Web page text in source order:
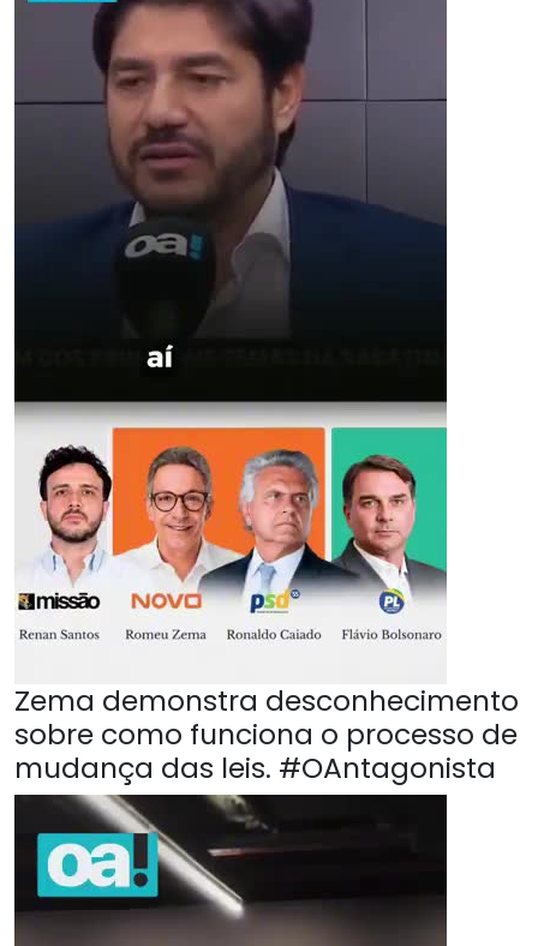
Zema demonstra desconhecimento
sobre como funciona o processo de
mudança das leis. #OAntagonista